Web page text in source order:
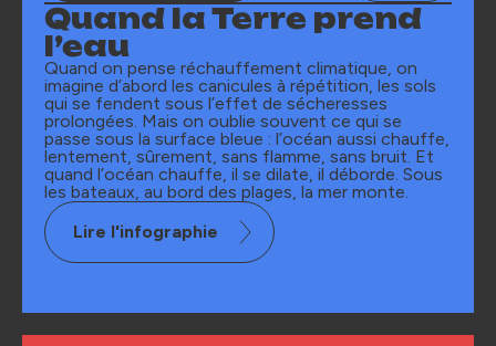
Quand la Terre prend
l’eau​
Quand on pense réchauffement climatique, on
imagine d’abord les canicules à répétition, les sols
qui se fendent sous l’effet de sécheresses
prolongées. Mais on oublie souvent ce qui se
passe sous la surface bleue : l’océan aussi chauffe,
lentement, sûrement, sans flamme, sans bruit. Et
quand l’océan chauffe, il se dilate, il déborde. Sous
les bateaux, au bord des plages, la mer monte.
Lire l'infographie